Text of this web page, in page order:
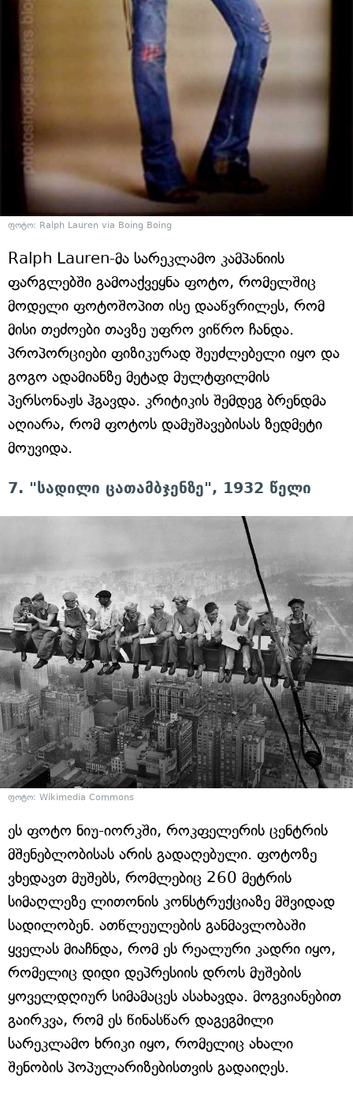
ფოტო: Ralph Lauren via Boing Boing
Ralph Lauren-მა სარეკლამო კამპანიის
ფარგლებში გამოაქვეყნა ფოტო, რომელშიც
მოდელი ფოტოშოპით ისე დააწვრილეს, რომ
მისი თეძოები თავზე უფრო ვიწრო ჩანდა.
პროპორციები ფიზიკურად შეუძლებელი იყო და
გოგო ადამიანზე მეტად მულტფილმის
პერსონაჟს ჰგავდა. კრიტიკის შემდეგ ბრენდმა
აღიარა, რომ ფოტოს დამუშავებისას ზედმეტი
მოუვიდა.
7. "სადილი ცათამბჯენზე", 1932 წელი
ფოტო: Wikimedia Commons
ეს ფოტო ნიუ-იორკში, როკფელერის ცენტრის
მშენებლობისას არის გადაღებული. ფოტოზე
ვხედავთ მუშებს, რომლებიც 260 მეტრის
სიმაღლეზე ლითონის კონსტრუქციაზე მშვიდად
სადილობენ. ათწლეულების განმავლობაში
ყველას მიაჩნდა, რომ ეს რეალური კადრი იყო,
რომელიც დიდი დეპრესიის დროს მუშების
ყოველდღიურ სიმამაცეს ასახავდა. მოგვიანებით
გაირკვა, რომ ეს წინასწარ დაგეგმილი
სარეკლამო ხრიკი იყო, რომელიც ახალი
შენობის პოპულარიზებისთვის გადაიღეს.